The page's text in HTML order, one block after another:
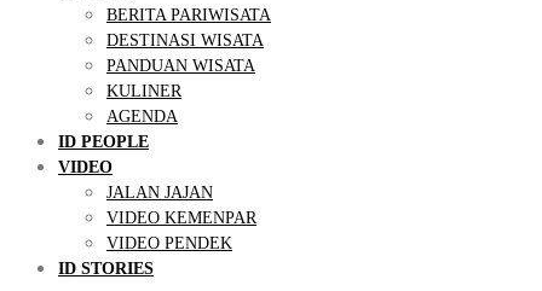
BERITA PARIWISATA
DESTINASI WISATA
PANDUAN WISATA
KULINER
AGENDA
ID PEOPLE
VIDEO
JALAN JAJAN
VIDEO KEMENPAR
VIDEO PENDEK
ID STORIES